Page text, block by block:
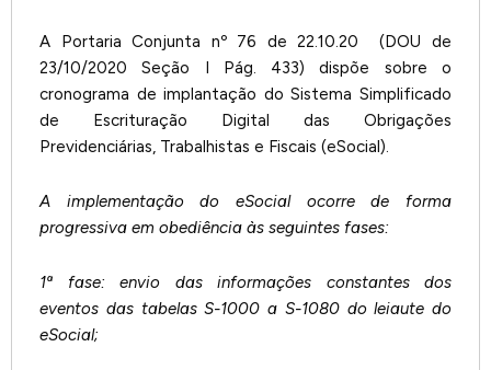
A Portaria Conjunta nº 76 de 22.10.20 (DOU de
23/10/2020 Seção I Pág. 433) dispõe sobre o
cronograma de implantação do Sistema Simplificado
de Escrituração Digital das Obrigações
Previdenciárias, Trabalhistas e Fiscais (eSocial).
A implementação do eSocial ocorre de forma
progressiva em obediência às seguintes fases:
1ª fase: envio das informações constantes dos
eventos das tabelas S-1000 a S-1080 do leiaute do
eSocial;